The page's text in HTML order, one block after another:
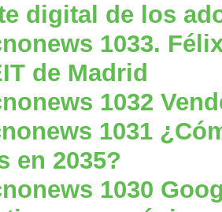
digital de los
1033.
de Madrid
1032
1031
en 2035?
1030